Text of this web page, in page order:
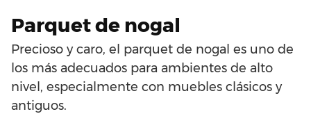
Parquet de nogal
Precioso y caro, el parquet de nogal es uno de
los más adecuados para ambientes de alto
nivel, especialmente con muebles clásicos y
antiguos.